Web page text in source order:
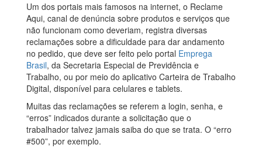
Um dos portais mais famosos na internet, o Reclame
Aqui, canal de denúncia sobre produtos e serviços que
não funcionam como deveriam, registra diversas
reclamações sobre a dificuldade para dar andamento
no pedido, que deve ser feito pelo portal Emprega
Brasil, da Secretaria Especial de Previdência e
Trabalho, ou por meio do aplicativo Carteira de Trabalho
Digital, disponível para celulares e tablets.
Muitas das reclamações se referem a login, senha, e
“erros” indicados durante a solicitação que o
trabalhador talvez jamais saiba do que se trata. O “erro
#500”, por exemplo.